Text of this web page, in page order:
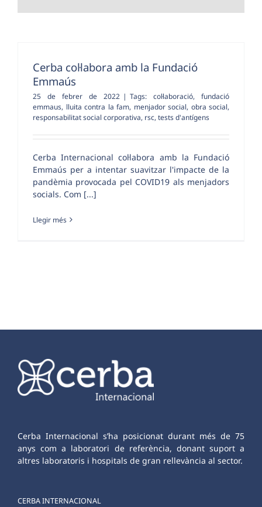
Cerba col·labora amb la Fundació
Emmaús
25 de febrer de 2022 | Tags: col·laboració, fundació
emmaus, lluita contra la fam, menjador social, obra social,
responsabilitat social corporativa, rsc, tests d'antígens
Cerba Internacional col·labora amb la Fundació
Emmaús per a intentar suavitzar l'impacte de la
pandèmia provocada pel COVID19 als menjadors
socials. Com [...]
Llegir més
Cerba Internacional s’ha posicionat durant més de 75
anys com a laboratori de referència, donant suport a
altres laboratoris i hospitals de gran rellevància al sector.
CERBA INTERNACIONAL